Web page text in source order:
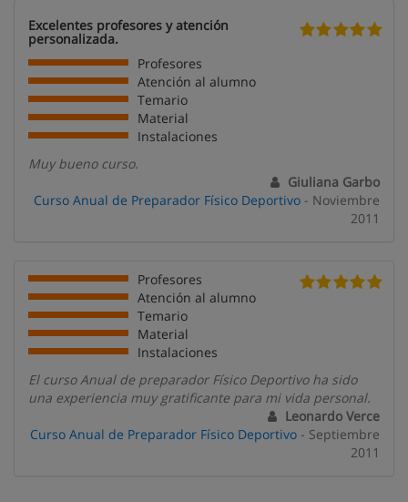
Excelentes profesores y atención
personalizada.
Profesores
Atención al alumno
Temario
Material
Instalaciones
Muy bueno curso.
Giuliana Garbo
Curso Anual de Preparador Físico Deportivo - Noviembre
2011
Profesores
Atención al alumno
Temario
Material
Instalaciones
El curso Anual de preparador Físico Deportivo ha sido
una experiencia muy gratificante para mi vida personal.
Leonardo Verce
Curso Anual de Preparador Físico Deportivo - Septiembre
2011